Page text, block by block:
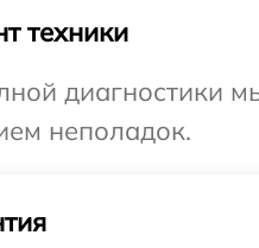
техники
диагностики
неполадок.